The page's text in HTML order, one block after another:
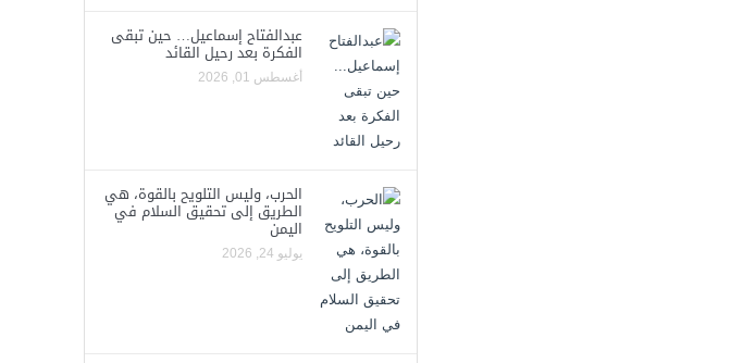
عبدالفتاح إسماعيل… حين تبقى
الفكرة بعد رحيل القائد
أغسطس 01, 2026
الحرب، وليس التلويح بالقوة، هي
الطريق إلى تحقيق السلام في
اليمن
يوليو 24, 2026